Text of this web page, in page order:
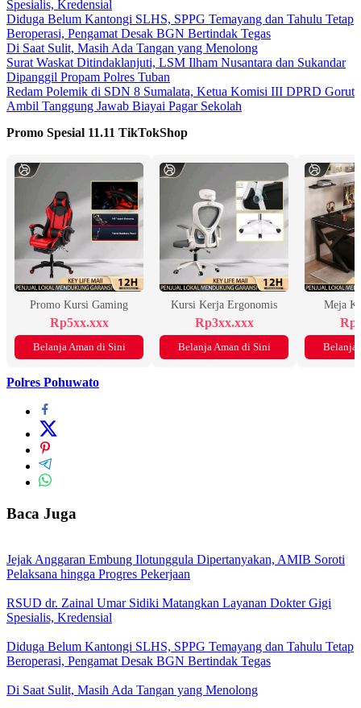
Spesialis, Kredensial
Diduga Belum Kantongi SLHS, SPPG Temayang dan Tahulu Tetap
Beroperasi, Pengamat Desak BGN Bertindak Tegas
Di Saat Sulit, Masih Ada Tangan yang Menolong
Surat Waskat Ditindaklanjuti, LSM Ilham Nusantara dan Sukandar
Dipanggil Propam Polres Tuban
Redam Polemik di SDN 8 Sumalata, Ketua Komisi III DPRD Gorut
Ambil Tanggung Jawab Biayai Pagar Sekolah
Promo Spesial 11.11 TikTokShop
Promo Kursi Gaming
Rp5xx.xxx
Belanja Aman di Sini
Kursi Kerja Ergonomis
Rp3xx.xxx
Belanja Aman di Sini
Meja
Belanja
Polres Pohuwato
Baca Juga
Jejak Anggaran Embung Ilotunggula Dipertanyakan, AMIB Soroti
Pelaksana hingga Progres Pekerjaan
RSUD dr. Zainal Umar Sidiki Matangkan Layanan Dokter Gigi
Spesialis, Kredensial
Diduga Belum Kantongi SLHS, SPPG Temayang dan Tahulu Tetap
Beroperasi, Pengamat Desak BGN Bertindak Tegas
Di Saat Sulit, Masih Ada Tangan yang Menolong